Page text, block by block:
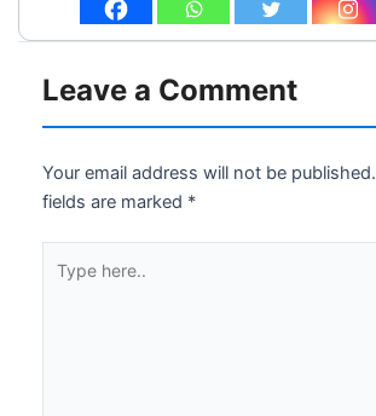
Leave a Comment
Your email address will not be published.
fields are marked *
here..